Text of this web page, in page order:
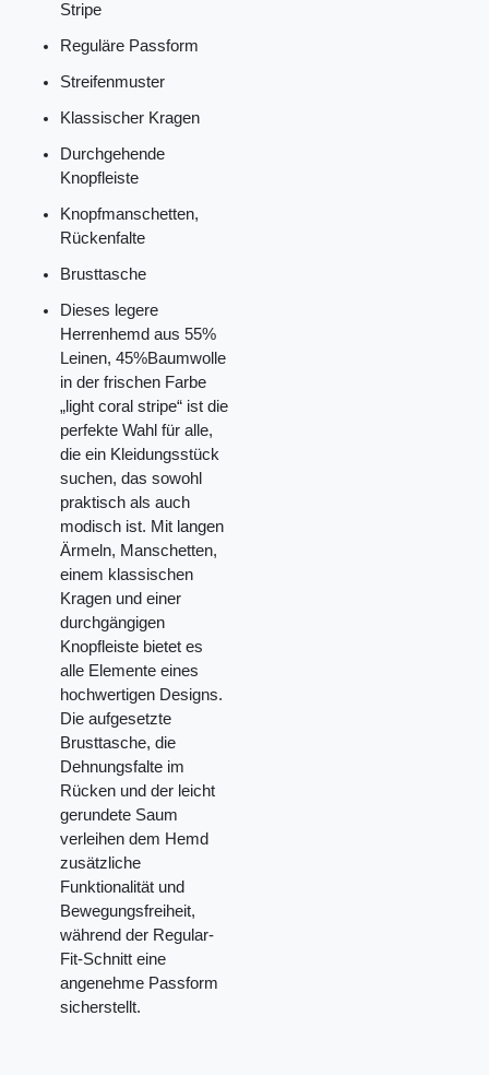
Stripe
Reguläre Passform
Streifenmuster
Klassischer Kragen
Durchgehende
Knopfleiste
Knopfmanschetten,
Rückenfalte
Brusttasche
Dieses legere
Herrenhemd aus 55%
Leinen, 45%Baumwolle
in der frischen Farbe
„light coral stripe“ ist die
perfekte Wahl für alle,
die ein Kleidungsstück
suchen, das sowohl
praktisch als auch
modisch ist. Mit langen
Ärmeln, Manschetten,
einem klassischen
Kragen und einer
durchgängigen
Knopfleiste bietet es
alle Elemente eines
hochwertigen Designs.
Die aufgesetzte
Brusttasche, die
Dehnungsfalte im
Rücken und der leicht
gerundete Saum
verleihen dem Hemd
zusätzliche
Funktionalität und
Bewegungsfreiheit,
während der Regular-
Fit-Schnitt eine
angenehme Passform
sicherstellt.